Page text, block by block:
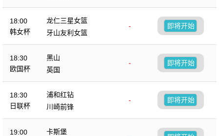
18:00
韩女杯
龙仁三星女篮
-
牙山友利女篮
即将开始
18:30
欧国杯
黑山
-
英国
即将开始
18:30
日联杯
浦和红钻
-
川崎前锋
即将开始
19:00
卡斯堡